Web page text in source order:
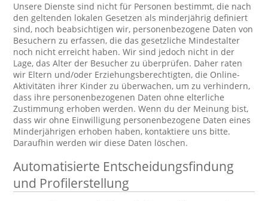
Unsere Dienste sind nicht für Personen bestimmt, die nach
den geltenden lokalen Gesetzen als minderjährig definiert
sind, noch beabsichtigen wir, personenbezogene Daten von
Besuchern zu erfassen, die das gesetzliche Mindestalter
noch nicht erreicht haben. Wir sind jedoch nicht in der
Lage, das Alter der Besucher zu überprüfen. Daher raten
wir Eltern und/oder Erziehungsberechtigten, die Online-
Aktivitäten ihrer Kinder zu überwachen, um zu verhindern,
dass ihre personenbezogenen Daten ohne elterliche
Zustimmung erhoben werden. Wenn du der Meinung bist,
dass wir ohne Einwilligung personenbezogene Daten eines
Minderjährigen erhoben haben, kontaktiere uns bitte.
Daraufhin werden wir diese Daten löschen.
Automatisierte Entscheidungsfindung
und Profilerstellung